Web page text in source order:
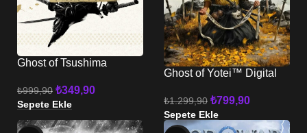
Ghost of Tsushima
| PS4 – PS5
₺999,90 ₺349,90
Sepete Ekle
Ghost of Yotei™ Digital
₺1.299,90 ₺799,90
Sepete Ekle